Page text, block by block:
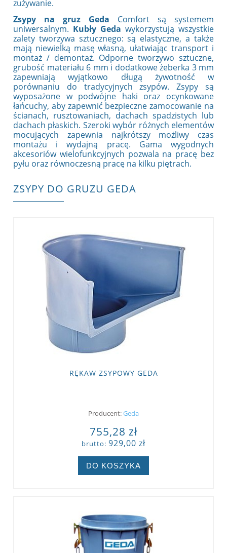
zużywanie.
Zsypy na gruz Geda Comfort są systemem
uniwersalnym. Kubły Geda wykorzystują wszystkie
zalety tworzywa sztucznego: są elastyczne, a także
mają niewielką masę własną, ułatwiając transport i
montaż / demontaż. Odporne tworzywo sztuczne,
grubość materiału 6 mm i dodatkowe żeberka 3 mm
zapewniają wyjątkowo długą żywotność w
porównaniu do tradycyjnych zsypów. Zsypy są
wyposażone w podwójne haki oraz ocynkowane
łańcuchy, aby zapewnić bezpieczne zamocowanie na
ścianach, rusztowaniach, dachach spadzistych lub
dachach płaskich. Szeroki wybór różnych elementów
mocujących zapewnia najkrótszy możliwy czas
montażu i wydajną pracę. Gama wygodnych
akcesoriów wielofunkcyjnych pozwala na pracę bez
pyłu oraz równoczesną pracę na kilku piętrach.
ZSYPY DO GRUZU GEDA
RĘKAW ZSYPOWY GEDA
Producent:Geda
755,28 zł
brutto: 929,00 zł
DO KOSZYKA